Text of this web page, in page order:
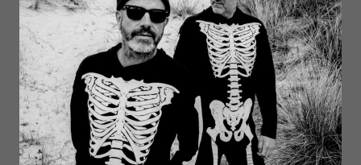
UND
NE-
K
TRIO